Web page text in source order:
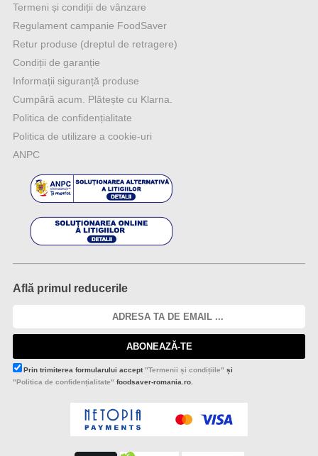
Termeni și condiții de vânzare
Regulament campanie FoodSaver
Retur produse (dreptul de retragere)
Condiții de garanție
Informații siguranță produse
Cumpără acum. Plătește cu Klarna.
Politica de confidențialitate
Politica de utilizare a cookie-uri
ANPC
Află primul reducerile
ABONEAZĂ-TE
Prin trimiterea formularului accept"Termenii și condițiile" și
"Politica de confidențialitate" foodsaver-romania.ro.